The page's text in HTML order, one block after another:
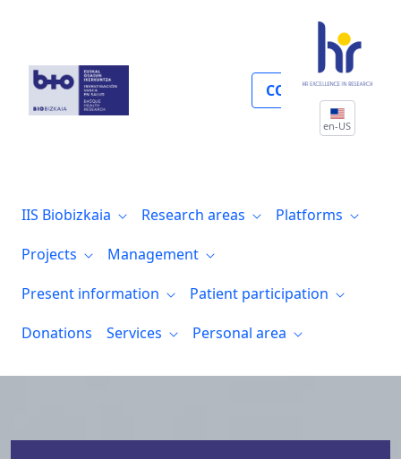
COLLABORATE
en-US
IIS Biobizkaia Research areas
Platforms
Projects
Management
Present information
Patient participation
Donations
Services Personal area